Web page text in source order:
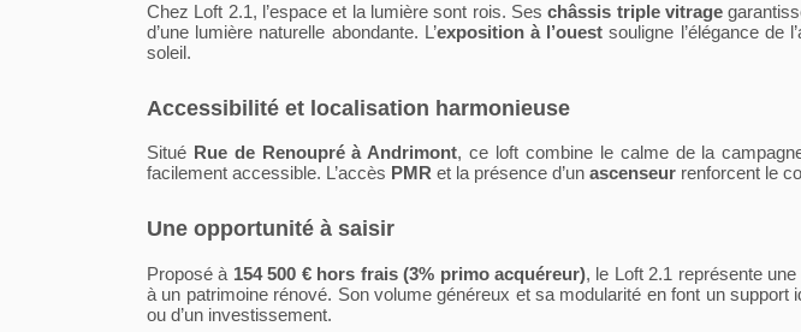
Chez Loft 2.1, l’espace et la lumière sont rois. Seschâssis triple vitrage
d’une lumière naturelle abondante. L’exposition à l’ouest souligne l’élégance de
soleil.
Accessibilité et localisation harmonieuse
Situé Rue de Renoupré à Andrimont, ce loft combine le calme de la
facilement accessible. L’accès PMR et la présence d’un ascenseur renforcent le
Une opportunité à saisir
Proposé à 154 500 € hors frais (3% primo acquéreur), le Loft 2.1 représente une
à un patrimoine rénové. Son volume généreux et sa modularité en font un support
ou d’un investissement.